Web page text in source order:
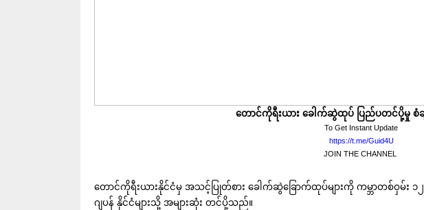
တောင်ကိုရီးယား ခေါက်ဆွဲထုပ် ပြည်ပတင်ပို့မှု စံ
To Get Instant Update
https://t.me/Guid4U
JOIN THE CHANNEL
တောင်ကိုရီးယားနိုင်ငံမှ အသင့်ပြုတ်စား ခေါက်ဆွဲခြောက်ထုပ်များကို ကမ္ဘာတစ်ဝှမ်း
ဂျပန် နိုင်ငံများသို့ အများဆုံး တင်ပို့သည်။